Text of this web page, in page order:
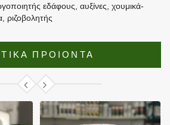
εδάφους αυξίνες χουμικά-
ριζοβολητής
ΠΡΟΙΟΝΤΑ